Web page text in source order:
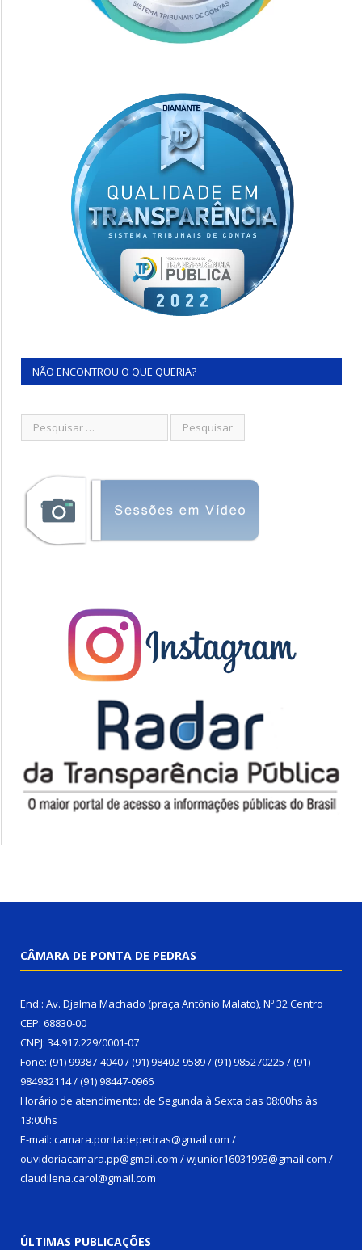
NÃO ENCONTROU O QUE QUERIA?
CÂMARA DE PONTA DE PEDRAS
End.: Av. Djalma Machado (praça Antônio Malato), Nº 32 Centro
CEP: 68830-00
CNPJ: 34.917.229/0001-07
Fone: (91) 99387-4040 / (91) 98402-9589 / (91) 985270225 / (91)
984932114 / (91) 98447-0966
Horário de atendimento: de Segunda à Sexta das 08:00hs às
13:00hs
E-mail: camara.pontadepedras@gmail.com /
ouvidoriacamara.pp@gmail.com / wjunior16031993@gmail.com /
claudilena.carol@gmail.com
ÚLTIMAS PUBLICAÇÕES